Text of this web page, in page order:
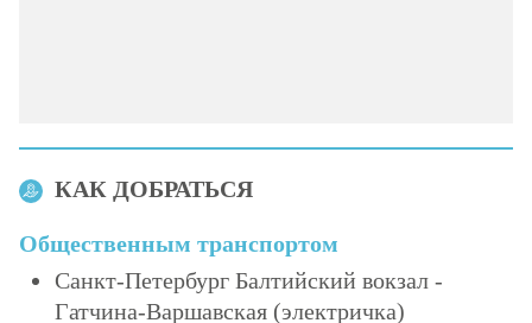
КАК ДОБРАТЬСЯ
Общественным транспортом
Санкт-Петербург Балтийский вокзал -
Гатчина-Варшавская (электричка)